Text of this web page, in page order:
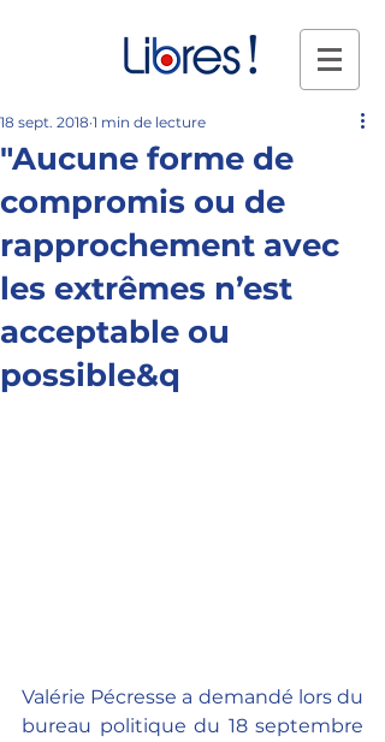
"Aucune forme de
compromis ou de
rapprochement avec
les extrêmes n’est
acceptable ou
possible&q
18 sept. 2018 1 min de lecture
Valérie Pécresse a demandé lors du
bureau politique du 18 septembre